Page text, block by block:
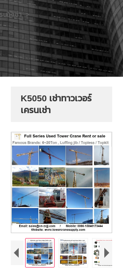
นให้เช่า >
K5050 เช่าทาวเวอร์
เครนเช่า